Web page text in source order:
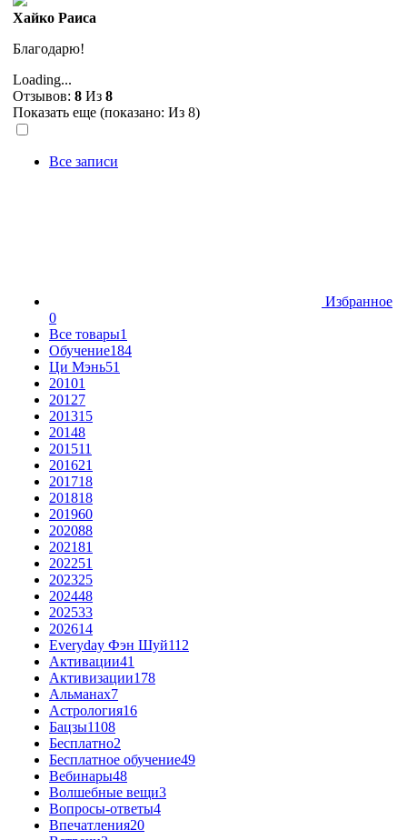
Хайко Раиса
Благодарю!
Loading...
Отзывов: 8 Из 8
Показать еще (показано: Из 8)
Все записи
Избранное
0
Все товары1
Обучение184
Ци Мэнь51
20101
20127
201315
20148
201511
201621
201718
201818
201960
202088
202181
202251
202325
202448
202533
202614
Everyday Фэн Шуй112
Активации41
Активизации178
Альманах7
Астрология16
Бацзы1108
Бесплатно2
Бесплатное обучение49
Вебинары48
Волшебные вещи3
Вопросы-ответы4
Впечатления20